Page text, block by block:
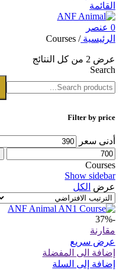
القائمة
0 عنصر
الرئيسية/
Courses
عرض ⁦2⁩ من كل النتائج
Search
Filter by price
أدنى سعر
Courses
Show sidebar
عرض الكل
-37%
مقارنة
عرض سريع
إضافة الى المفضلة
إضافة إلى السلة